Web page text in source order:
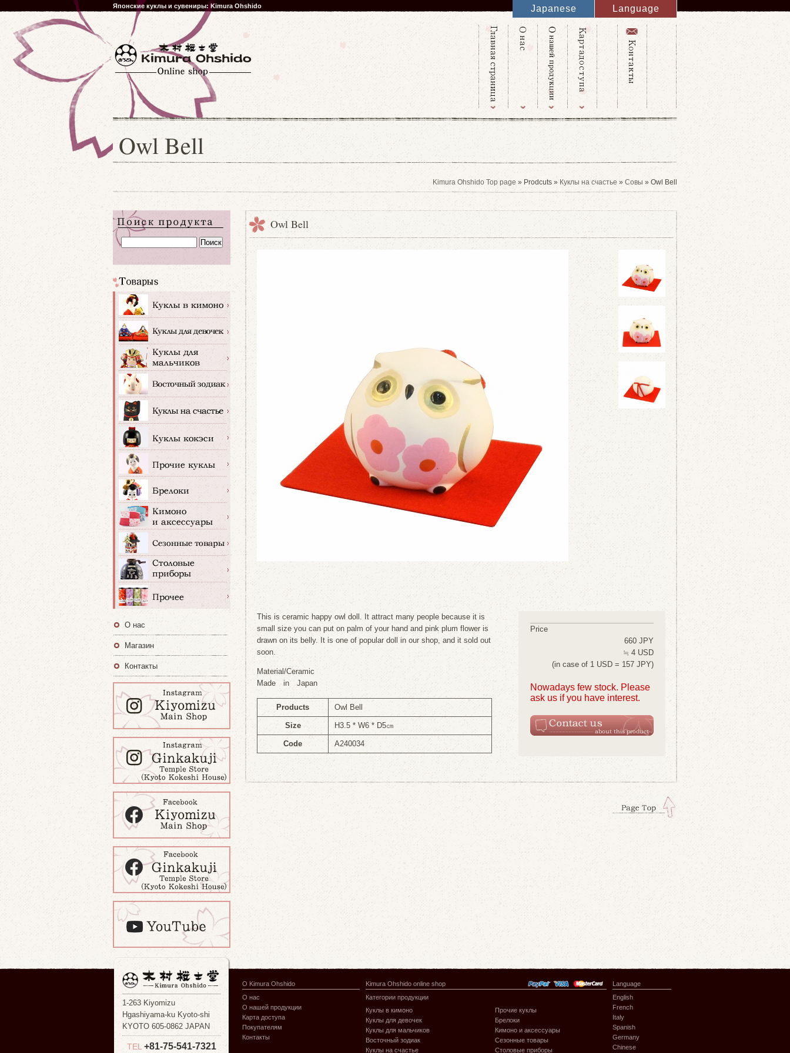
Японские куклы и сувениры: Kimura Ohshido Japanese Language
English
French
Italy
Spanish
Germany
Chinese
Russian
Taiwanese
Korean
Owl Bell
Kimura Ohshido Top page » Prodcuts » Куклы на счастье » Совы » Owl Bell
Owl Bell
This is ceramic happy owl doll. It attract many people because it is
small size you can put on palm of your hand and pink plum flower is
drawn on its belly. It is one of popular doll in our shop, and it sold out
soon.
Material/Ceramic
Made in Japan
Products Owl Bell
Size H3.5 * W6 * D5㎝
Code A240034
Price
660 JPY
≒ 4 USD
(in case of 1 USD = 157 JPY)
Nowadays few stock. Please
ask us if you have interest.
О нас
Магазин
Контакты
1-263 Kiyomizu
Hgashiyama-ku Kyoto-shi
KYOTO 605-0862 JAPAN
TEL +81-75-541-7321
О Kimura Ohshido
О нас
О нашей продукции
Карта доступа
Покупателям
Контакты
Kimura Ohshido online shop
Категории продукции
Куклы в кимоно
Куклы для девочек
Куклы для мальчиков
Восточный зодиак
Куклы на счастье
Прочие куклы
Брелоки
Кимоно и аксессуары
Сезонные товары
Столовые приборы
Language
English
French
Italy
Spanish
Germany
Chinese